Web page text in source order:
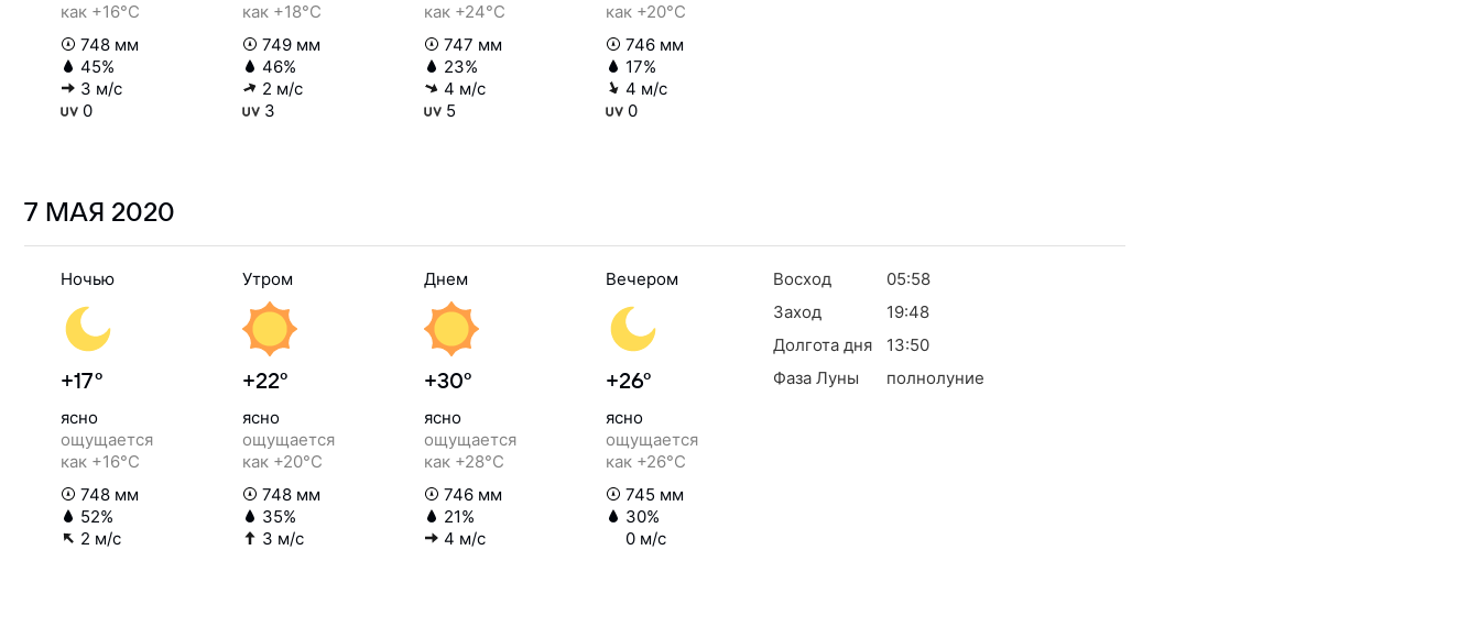
как +16°C
748 мм
45%
3 м/с
0
как +18°C
749 мм
46%
2 м/с
3
как +24°C
747 мм
23%
4 м/с
5
как +20°C
746 мм
17%
4 м/с
0
7 МАЯ 2020
Ночью
+17°
ясно
ощущается
как +16°C
748 мм
52%
2 м/с
Утром
+22°
ясно
ощущается
как +20°C
748 мм
35%
3 м/с
Днем
+30°
ясно
ощущается
как +28°C
746 мм
21%
4 м/с
Вечером
+26°
ясно
ощущается
как +26°C
745 мм
30%
0 м/с
Восход
05:58
Заход
19:48
Долгота дня
13:50
Фаза Луны
полнолуние